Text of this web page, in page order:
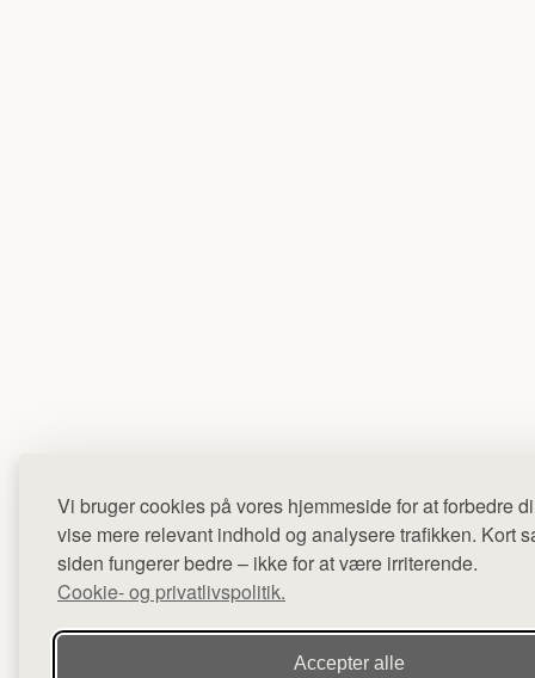
Vi bruger cookies på vores hjemmeside for at forbedre
vise mere relevant indhold og analysere trafikken. Kort
siden fungerer bedre – ikke for at være irriterende.
Cookie- og privatlivspolitik.
Accepter alle